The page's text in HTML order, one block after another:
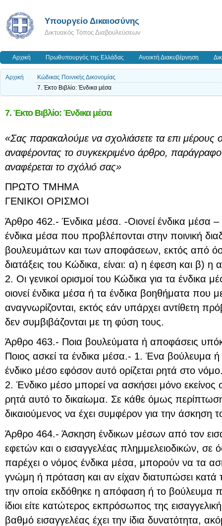
Υπουργείο Δικαιοσύνης
Δικτυακός Τόπος Διαβουλεύσεων
Αρχική Πρωθυπουργός της Ελλάδας Ανοικτή Διακυβέρνηση
Αρχική
Κώδικας Ποινικής Δικονομίας
7. Έκτο Βιβλίο: Ένδικα μέσα
7. Έκτο Βιβλίο: Ένδικα μέσα
«Σας παρακαλούμε να σχολιάσετε τα επι μέρους
αναφέροντας το συγκεκριμένο άρθρο,
αναφέρεται το σχόλιό σας»
ΠΡΩΤΟ ΤΜΗΜΑ
ΓΕΝΙΚΟΙ ΟΡΙΣΜΟΙ
Άρθρο 462.- Ένδικα μέσα. -Οιονεί ένδικα μέσα
ένδικα μέσα που προβλέπονται στην ποινική
βουλευμάτων και των αποφάσεων, εκτός από όσα
διατάξεις του Κώδικα, είναι: α) η έφεση και β) η
2. Οι γενικοί ορισμοί του Κώδικα για τα ένδικα
οιονεί ένδικα μέσα ή τα ένδικα βοηθήματα που με
αναγνωρίζονται, εκτός εάν υπάρχει αντίθετη
δεν συμβιβάζονται με τη φύση τους.
Άρθρο 463.- Ποια βουλεύματα ή αποφάσεις
Ποιος ασκεί τα ένδικα μέσα.- 1. Ένα βούλευμα
ένδικο μέσο εφόσον αυτό ορίζεται ρητά στο
2. Ένδικο μέσο μπορεί να ασκήσει μόνο εκείνος
ρητά αυτό το δικαίωμα. Σε κάθε όμως
δικαιούμενος να έχει συμφέρον για την άσκηση
Άρθρο 464.- Άσκηση ένδικων μέσων από τον
εφετών και ο εισαγγελέας πλημμελειοδικών, σε
παρέχει ο νόμος ένδικα μέσα, μπορούν να τα
γνώμη ή πρόταση και αν είχαν διατυπώσει
την οποία εκδόθηκε η απόφαση ή το βούλευμα
ίδιοι είτε κατώτερος εκπρόσωπος της
βαθμό εισαγγελέας έχει την ίδια δυνατότητα,